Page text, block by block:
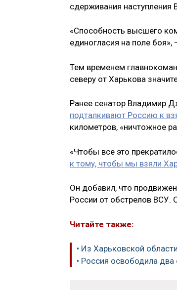
сдерживания наступления
«Способность высшего
единогласия на поле
Тем временем
северу от Харькова
Ранее сенатор Владимир
подталкивают Россию к
километров, «ничтожное
«Чтобы все это
к тому, чтобы мы взяли
Он добавил, что
России от обстрелов ВСУ.
Читайте также:
• Из Харьковской
• Россия освободила